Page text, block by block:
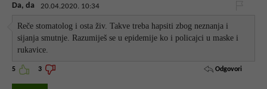
Da, da 20.04.2020. 10:34
Reče stomatolog i osta živ. Takve treba hapsiti zbog neznanja i
sijanja smutnje. Razumiješ se u epidemije ko i policajci u maske i
rukavice.
5 3 Odgovori